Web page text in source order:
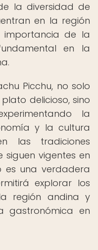
la diversidad de
en la región
de la
en la
Picchu, no solo
delicioso, sino
la
y la cultura
las tradiciones
siguen vigentes en
es una verdadera
explorar los
región andina y
gastronómica en